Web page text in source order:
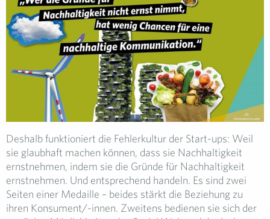
Deshalb funktioniert die Fehlerkultur der Start-ups: Weil
sie glaubhaft machen können, dass sie Nachhaltigkeit
ernstnehmen, indem sie die Gründe für Nachhaltigkeit
ernstnehmen. Und entsprechend handeln. Es sind zwei
Seiten einer Medaille – beides stärkt die Beziehung zu
ihren Konsument/-innen. Zweitens bedienen sie sich der